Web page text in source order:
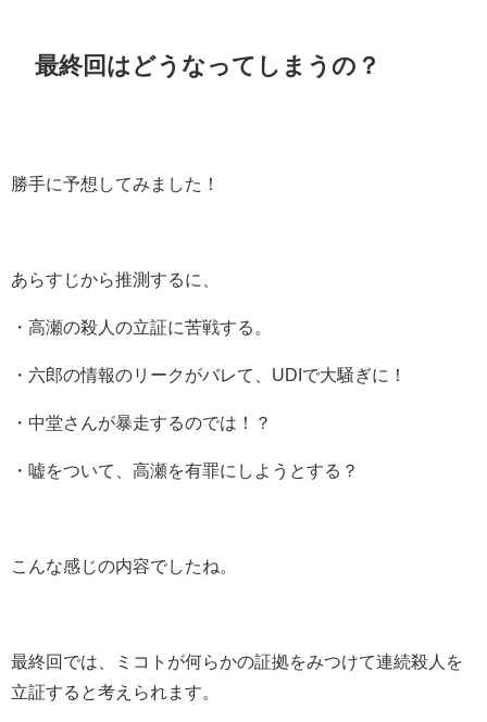
最終回はどうなってしまうの？
勝手に予想してみました！
あらすじから推測するに、
・高瀬の殺人の立証に苦戦する。
・六郎の情報のリークがバレて、UDIで大騒ぎに！
・中堂さんが暴走するのでは！？
・嘘をついて、高瀬を有罪にしようとする？
こんな感じの内容でしたね。
最終回では、ミコトが何らかの証拠をみつけて連続殺人を
立証すると考えられます。